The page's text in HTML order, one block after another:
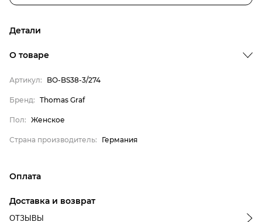
Детали
Страна производитель
О товаре
Артикул: BO-BS38-3/274
Бренд: Thomas Graf
Пол: Женское
Страна производитель: Германия
Оплата
магазина
Доставка и возврат
ОТЗЫВЫ